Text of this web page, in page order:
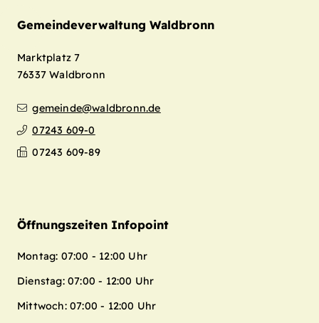
Gemeindeverwaltung Waldbronn
Marktplatz 7
76337 Waldbronn
gemeinde@waldbronn.de
07243 609-0
07243 609-89
Öffnungszeiten Infopoint
Montag: 07:00 - 12:00 Uhr
Dienstag: 07:00 - 12:00 Uhr
Mittwoch: 07:00 - 12:00 Uhr